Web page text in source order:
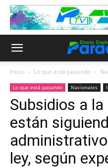
Inicio Lo que está pasando
Lo que está pasando Nacionales
Subsidios a
están
ley, según